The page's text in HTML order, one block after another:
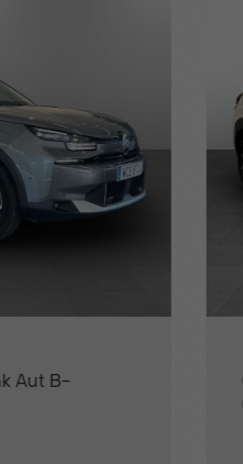
Aircross Shine 1.2 PT